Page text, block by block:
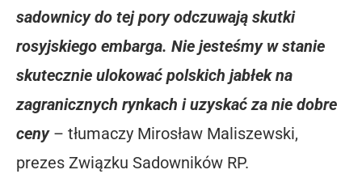
sadownicy do tej pory odczuwają skutki
rosyjskiego embarga. Nie jesteśmy w stanie
skutecznie ulokować polskich jabłek na
zagranicznych rynkach i uzyskać za nie dobre
ceny – tłumaczy Mirosław Maliszewski,
prezes Związku Sadowników RP.